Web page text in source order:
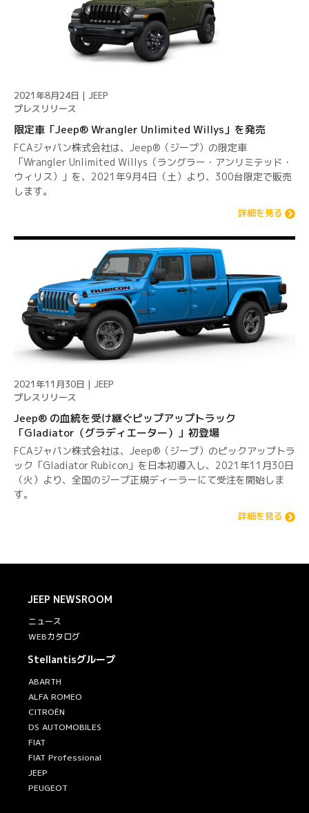
2021年8月24日 | JEEP
プレスリリース
限定車「Jeep® Wrangler Unlimited Willys」を発売
FCAジャパン株式会社は、Jeep®（ジープ）の限定車
「Wrangler Unlimited Willys（ラングラー・アンリミテッド・
ウィリス）」を、2021年9月4日（土）より、300台限定で販売
します。
詳細を見る
2021年11月30日 | JEEP
プレスリリース
Jeep® の血統を受け継ぐピップアップトラック
「Gladiator（グラディエーター）」初登場
FCAジャパン株式会社は、Jeep®（ジープ）のピックアップトラ
ック「Gladiator Rubicon」を日本初導入し、2021年11月30日
（火）より、全国のジープ正規ディーラーにて受注を開始しま
す。
詳細を見る
JEEP NEWSROOM
ニュース
WEBカタログ
Stellantisグループ
ABARTH
ALFA ROMEO
CITROËN
DS AUTOMOBILES
FIAT
FIAT Professional
JEEP
PEUGEOT